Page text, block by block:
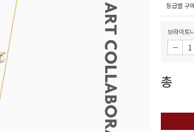
등급별 구
브라이트
총